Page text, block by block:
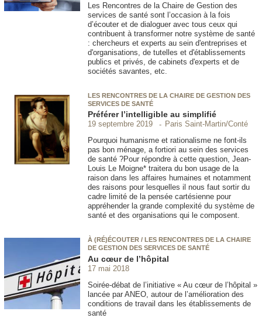
Les Rencontres de la Chaire de Gestion des
services de santé sont l’occasion à la fois
d’écouter et de dialoguer avec tous ceux qui
contribuent à transformer notre système de santé
: chercheurs et experts au sein d'entreprises et
d'organisations, de tutelles et d'établissements
publics et privés, de cabinets d'experts et de
sociétés savantes, etc.
LES RENCONTRES DE LA CHAIRE DE GESTION DES
SERVICES DE SANTÉ
Préférer l’intelligible au simplifié
19 septembre 2019
Paris Saint-Martin/Conté
Pourquoi humanisme et rationalisme ne font-ils
pas bon ménage, a fortiori au sein des services
de santé ?Pour répondre à cette question, Jean-
Louis Le Moigne* traitera du bon usage de la
raison dans les affaires humaines et notamment
des raisons pour lesquelles il nous faut sortir du
cadre limité de la pensée cartésienne pour
appréhender la grande complexité du système de
santé et des organisations qui le composent.
À (RÉ)ÉCOUTER / LES RENCONTRES DE LA CHAIRE
DE GESTION DES SERVICES DE SANTÉ
Au cœur de l’hôpital
17 mai 2018
Soirée-débat de l’initiative « Au cœur de l’hôpital »
lancée par ANEO, autour de l’amélioration des
conditions de travail dans les établissements de
santé